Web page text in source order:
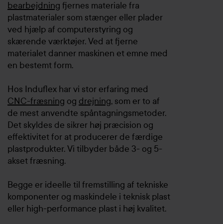
bearbejdning fjernes materiale fra
plastmaterialer som stænger eller plader
ved hjælp af computerstyring og
skærende værktøjer. Ved at fjerne
materialet danner maskinen et emne med
en bestemt form.
Hos Induflex har vi stor erfaring med
CNC-fræsning og drejning, som er to af
de mest anvendte spåntagningsmetoder.
Det skyldes de sikrer høj præcision og
effektivitet for at producerer de færdige
plastprodukter. Vi tilbyder både 3- og 5-
akset fræsning.
Begge er ideelle til fremstilling af tekniske
komponenter og maskindele i teknisk plast
eller high-performance plast i høj kvalitet.